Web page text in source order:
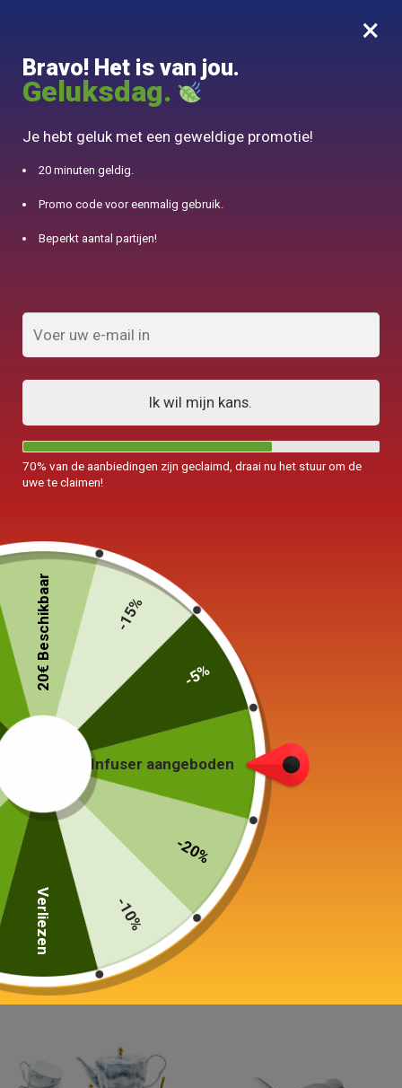
0
10% aangeboden voor 50€ aankopen met DJINN-code10
Engelse Thee Service
FILTERS TONEN
Theeservice
Goud 1L
299,00
Keuze van de opties
Thee service Nederlands
Vintage 700ml
179,00
Keuze van de opties
Thee service Nederlands
Poppy 700ml
99,00
×
Bravo! Het is van jou.
Geluksdag.
Je hebt geluk met een geweldige promotie!
20 minuten geldig.
Promo code voor eenmalig gebruik.
Beperkt aantal partijen!
Ik wil mijn kans.
70% van de aanbiedingen zijn geclaimd, draai nu het stuur om de
uwe te claimen!
Infuser aangeboden
-20%
-10%
Verliezen
20€ Beschikbaar -15%
-5%